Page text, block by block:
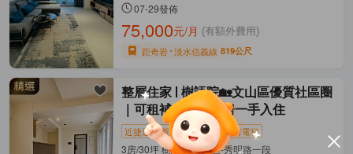
07-29發佈
75,000元/月 (有額外費用)
距奇岩 淡水信義線 819公尺
整層住家
樹語院🏡文山區優質社區圈
｜可租補｜全新三房一手入住
近捷運 新上架 可報稅 有電梯
3房/30坪 樹語院 文山區-秀明路一段